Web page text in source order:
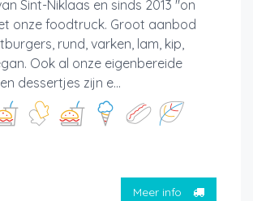
Sint-Niklaas en sinds 2013 "on
onze foodtruck. Groot aanbod
rund, varken, lam, kip,
Ook al onze eigenbereide
dessertjes zijn e...
Meer info